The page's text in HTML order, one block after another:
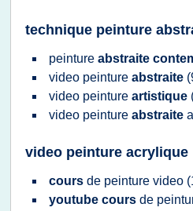
technique peinture
peinture abstraite
video peinture abstraite
video peinture artistique
video peinture abstraite a
video peinture acrylique
cours de peinture video
youtube cours de